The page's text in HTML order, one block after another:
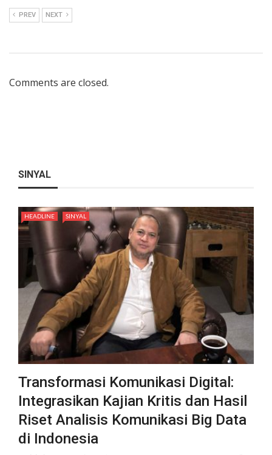
PREV NEXT
Comments are closed.
SINYAL
HEADLINE SINYAL
Transformasi Komunikasi Digital:
Integrasikan Kajian Kritis dan Hasil
Riset Analisis Komunikasi Big Data
di Indonesia